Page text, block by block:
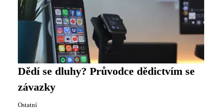
Dědí se dluhy? Průvodce dědictvím se
závazky
Ostatní